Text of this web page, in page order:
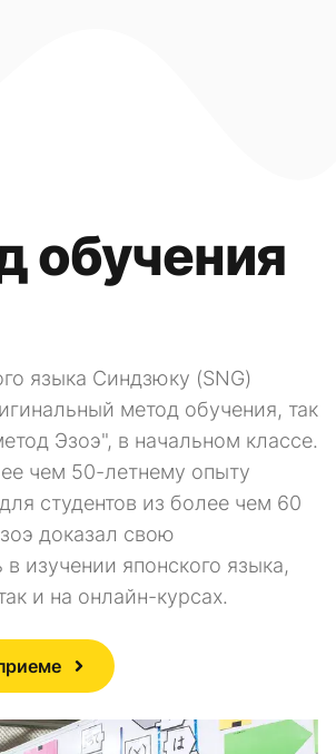
обучения
языка Синдзюку (SNG)
метод обучения, так
Эзоэ", в начальном классе.
чем 50-летнему опыту
студентов из более чем 60
доказал свою
в изучении японского языка,
и на онлайн-курсах.